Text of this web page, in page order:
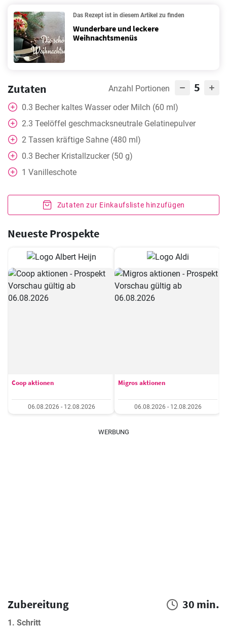
Das Rezept ist in diesem Artikel zu finden
Wunderbare und leckere
Weihnachtsmenüs
Zutaten Anzahl Portionen 5
0.3 Becher kaltes Wasser oder Milch (60 ml)
2.3 Teelöffel geschmacksneutrale Gelatinepulver
2 Tassen kräftige Sahne (480 ml)
0.3 Becher Kristallzucker (50 g)
1 Vanilleschote
Zutaten zur Einkaufsliste hinzufügen
Neueste Prospekte
Coop aktionen
06.08.2026 - 12.08.2026
Migros aktionen
06.08.2026 - 12.08.2026
WERBUNG
Zubereitung 30 min.
1. Schritt